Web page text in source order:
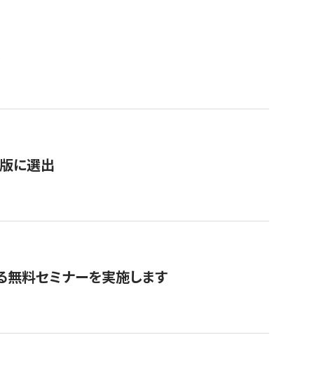
に選出
無料セミナーを実施します